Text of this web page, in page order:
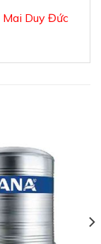
Mai Duy Đức